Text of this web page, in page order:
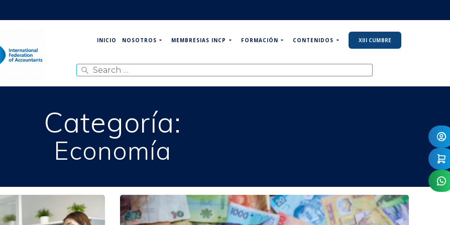
INICIO NOSOTROS MEMBRESIAS INCP FORMACIÓN CONTENIDOS XIII CUMBRE
for:
Categoría:
Economía